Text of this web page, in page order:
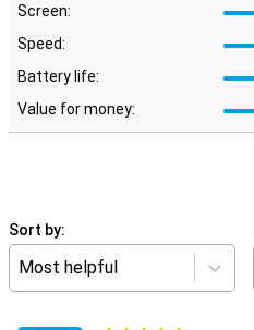
Screen:
Speed:
Battery life:
Value for money:
Sort by:
Most helpful